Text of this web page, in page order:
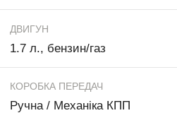
ДВИГУН
1.7 л., бензин/газ
КОРОБКА ПЕРЕДАЧ
Ручна / Механіка КПП